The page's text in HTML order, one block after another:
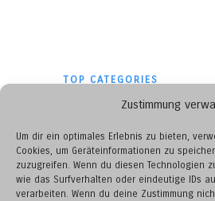
Zustimmung
Um dir ein optimales Erlebnis zu bieten,
Cookies, um Geräteinformationen zu
zuzugreifen. Wenn du diesen Technologien
wie das Surfverhalten oder eindeutige IDs
verarbeiten. Wenn du deine Zustimmung
TOP CATEGORIES
Impressum